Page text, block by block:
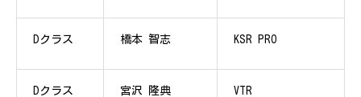
Dクラス 橋本 智志 KSR PRO
Dクラス 宮沢 隆典 VTR